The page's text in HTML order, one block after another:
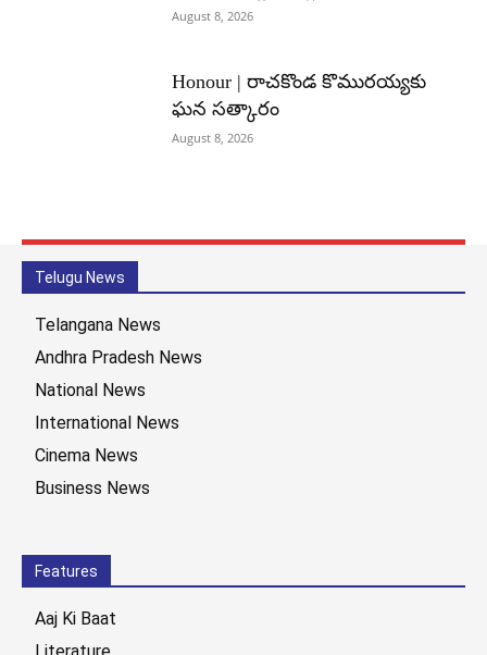
August 8, 2026
Honour | రాచకొండ కొమురయ్యకు
ఘన సత్కారం
August 8, 2026
Telugu News
Telangana News
Andhra Pradesh News
National News
International News
Cinema News
Business News
Features
Aaj Ki Baat